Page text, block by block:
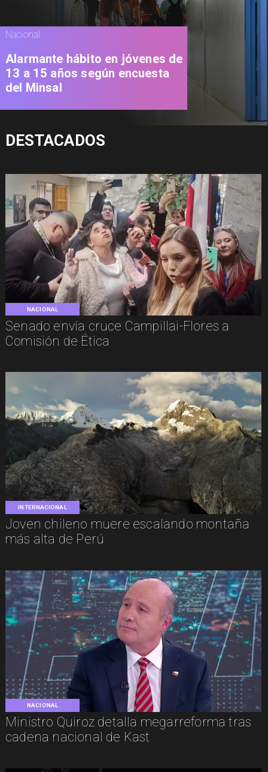
NACIONAL
Senado envía cruce Campillai-Flores a
Comisión de Ética
INTERNACIONAL
Joven chileno muere escalando montaña
más alta de Perú
NACIONAL
Ministro Quiroz detalla megarreforma tras
cadena nacional de Kast
Nacional
Alarmante hábito en jóvenes de
13 a 15 años según encuesta
del Minsal
DESTACADOS